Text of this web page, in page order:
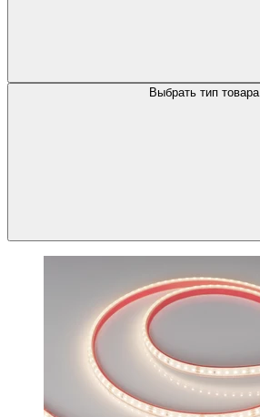
Выбрать тип товара